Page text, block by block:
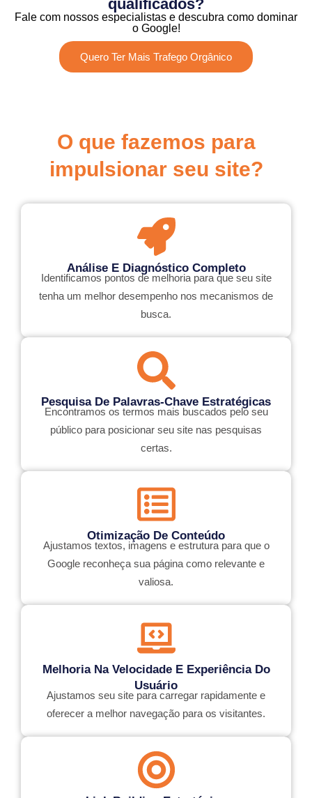
qualificados?
Fale com nossos especialistas e descubra como dominar
o Google!
Quero Ter Mais Trafego Orgânico
​O que fazemos para
impulsionar seu site?​
Análise E Diagnóstico Completo
Identificamos pontos de melhoria para que seu site
tenha um melhor desempenho nos mecanismos de
busca.
Pesquisa De Palavras-Chave Estratégicas
Encontramos os termos mais buscados pelo seu
público para posicionar seu site nas pesquisas
certas.
Otimização De Conteúdo
Ajustamos textos, imagens e estrutura para que o
Google reconheça sua página como relevante e
valiosa.
Melhoria Na Velocidade E Experiência Do
Usuário
Ajustamos seu site para carregar rapidamente e
oferecer a melhor navegação para os visitantes.